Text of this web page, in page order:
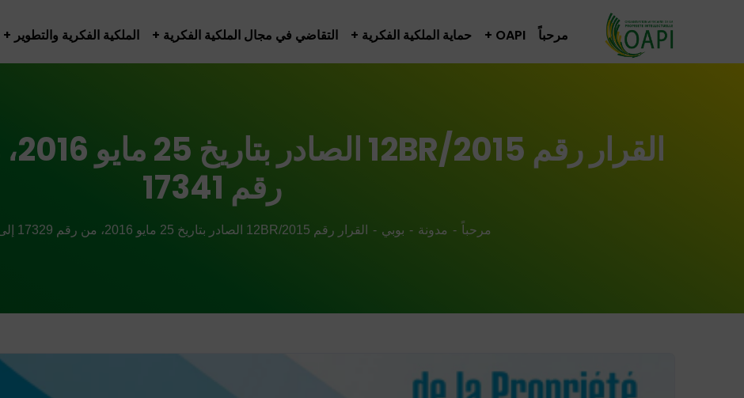
مرحباً OAPI حماية الملكية الفكرية التقاضي في مجال الملكية الفكرية الملكية الفكرية والتطوير
رقم 17341
مرحباً مدونة بوبي القرار رقم 12BR/2015 الصادر بتاريخ 25 مايو 2016، من رقم 17329 إلى رقم 17341